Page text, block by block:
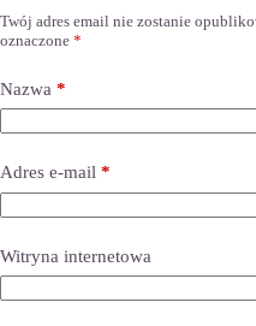
Twój adres email nie zostanie
oznaczone *
Nazwa *
Adres e-mail *
Witryna internetowa